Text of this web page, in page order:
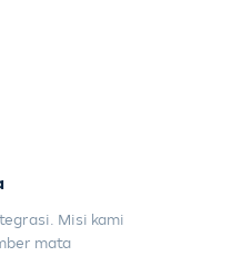
Misi kami
mata